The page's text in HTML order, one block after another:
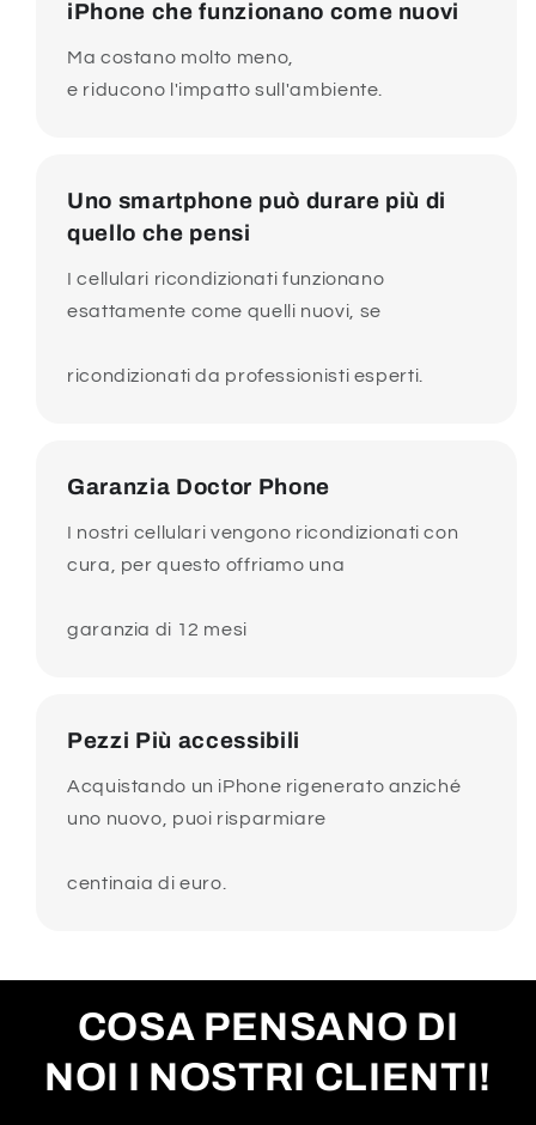
iPhone che funzionano come nuovi
Ma costano molto meno,
e riducono l'impatto sull'ambiente.
Uno smartphone può durare più di
quello che pensi
I cellulari ricondizionati funzionano
esattamente come quelli nuovi, se
ricondizionati da professionisti esperti.
Garanzia Doctor Phone
I nostri cellulari vengono ricondizionati con
cura, per questo offriamo una
garanzia di 12 mesi
Pezzi Più accessibili
Acquistando un iPhone rigenerato anziché
uno nuovo, puoi risparmiare
centinaia di euro.
COSA PENSANO DI
NOI I NOSTRI CLIENTI!